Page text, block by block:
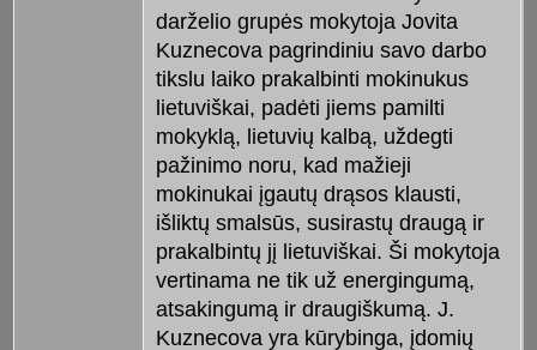
darželio grupės mokytoja Jovita
Kuznecova pagrindiniu savo darbo
tikslu laiko prakalbinti mokinukus
lietuviškai, padėti jiems pamilti
mokyklą, lietuvių kalbą, uždegti
pažinimo noru, kad mažieji
mokinukai įgautų drąsos klausti,
išliktų smalsūs, susirastų draugą ir
prakalbintų jį lietuviškai. Ši mokytoja
vertinama ne tik už energingumą,
atsakingumą ir draugiškumą. J.
Kuznecova yra kūrybinga, įdomių